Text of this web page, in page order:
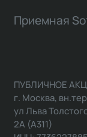
Приемная
ПУБЛИЧНОЕ
г. Москва,
ул Льва
2А (А311)